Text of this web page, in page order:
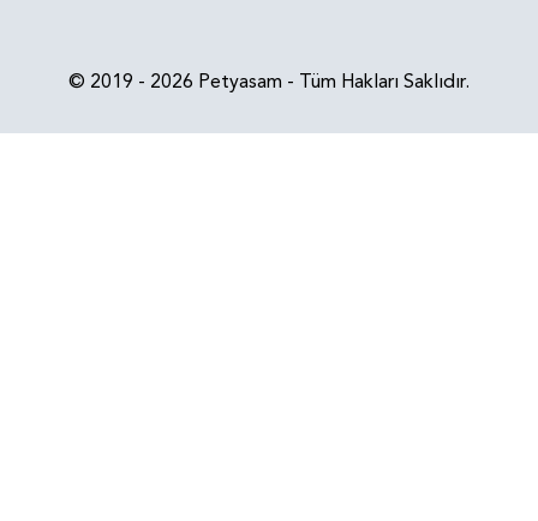
© 2019 - 2026 Petyasam - Tüm Hakları Saklıdır.